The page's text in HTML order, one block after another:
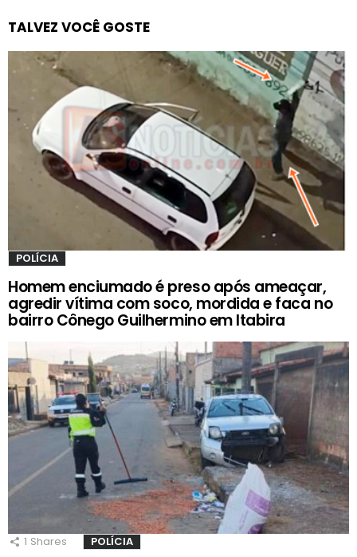
TALVEZ VOCÊ GOSTE
POLÍCIA
Homem enciumado é preso após ameaçar,
agredir vítima com soco, mordida e faca no
bairro Cônego Guilhermino em Itabira
1 Shares POLÍCIA